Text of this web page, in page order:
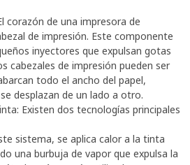
corazón de una impresora de
de impresión. Este componente
inyectores que expulsan gotas
cabezales de impresión pueden ser
todo el ancho del papel,
desplazan de un lado a otro.
Existen dos tecnologías principales
sistema, se aplica calor a la tinta
una burbuja de vapor que expulsa la